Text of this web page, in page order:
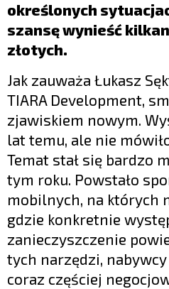
określonych
szansę wynieść
złotych.
Jak zauważa Łukasz
TIARA Development,
zjawiskiem nowym.
lat temu, ale nie
Temat stał się bardzo
tym roku. Powstało
mobilnych, na których
gdzie konkretnie
zanieczyszczenie
tych narzędzi,
coraz częściej